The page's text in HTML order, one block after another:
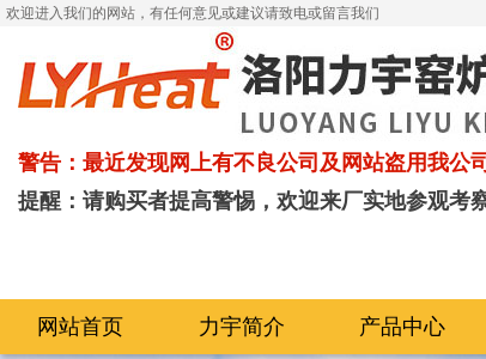
欢迎进入我们的网站，有任何意见或建议请致电或留言我们
警告：最近发现网上有不良公司及网站盗用我公
提醒：请购买者提高警惕，欢迎来厂实地参观考
网站首页 力宇简介 产品中心